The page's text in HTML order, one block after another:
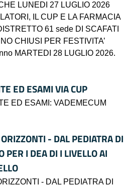
LUNEDI 27 LUGLIO 2026
IL CUP E LA FARMACIA
61 sede DI SCAFATI
CHIUSI PER FESTIVITA’
MARTEDI 28 LUGLIO 2026.
ED ESAMI VIA CUP
ED ESAMI: VADEMECUM
- DAL PEDIATRA DI
PER I DEA DI I LIVELLO AI
- DAL PEDIATRA DI